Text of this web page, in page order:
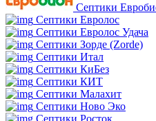
Септики
Септики Евролос
Септики Евролос Удача
Септики Зорде (Zorde)
Септики Итал
Септики КиБез
Септики КИТ
Септики Малахит
Септики Ново Эко
Септики Росток